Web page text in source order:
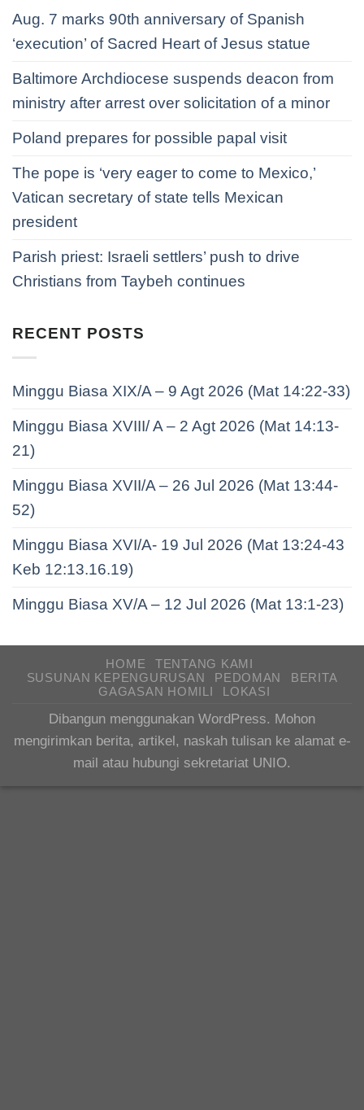
Aug. 7 marks 90th anniversary of Spanish
‘execution’ of Sacred Heart of Jesus statue
Baltimore Archdiocese suspends deacon from
ministry after arrest over solicitation of a minor
Poland prepares for possible papal visit
The pope is ‘very eager to come to Mexico,’
Vatican secretary of state tells Mexican
president
Parish priest: Israeli settlers’ push to drive
Christians from Taybeh continues
RECENT POSTS
Minggu Biasa XIX/A – 9 Agt 2026 (Mat 14:22-33)
Minggu Biasa XVIII/ A – 2 Agt 2026 (Mat 14:13-
21)
Minggu Biasa XVII/A – 26 Jul 2026 (Mat 13:44-
52)
Minggu Biasa XVI/A- 19 Jul 2026 (Mat 13:24-43
Keb 12:13.16.19)
Minggu Biasa XV/A – 12 Jul 2026 (Mat 13:1-23)
HOME
TENTANG KAMI
SUSUNAN KEPENGURUSAN
PEDOMAN
BERITA
GAGASAN HOMILI
LOKASI
Dibangun menggunakan WordPress. Mohon
mengirimkan berita, artikel, naskah tulisan ke alamat e-
mail atau hubungi sekretariat UNIO.